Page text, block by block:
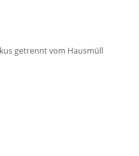
getrennt vom Hausmüll